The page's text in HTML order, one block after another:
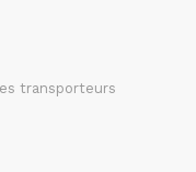
transporteurs